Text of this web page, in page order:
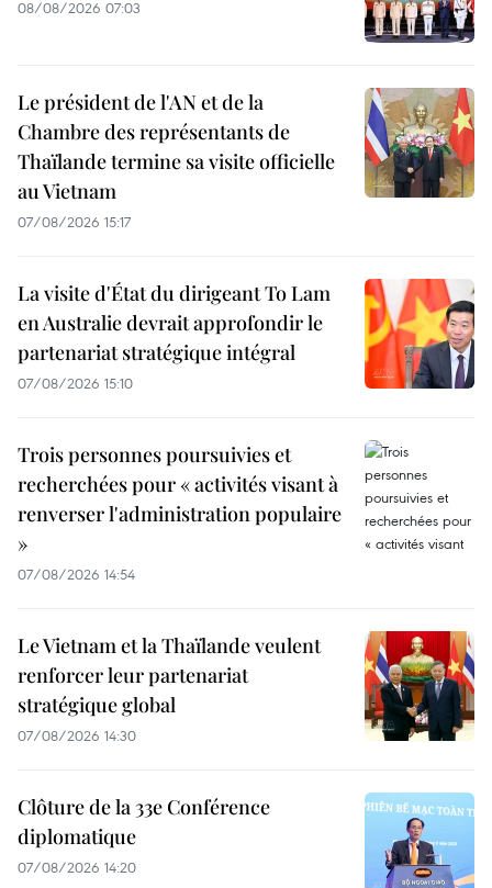
08/08/2026 07:03
Le président de l'AN et de la
Chambre des représentants de
Thaïlande termine sa visite officielle
au Vietnam
07/08/2026 15:17
La visite d'État du dirigeant To Lam
en Australie devrait approfondir le
partenariat stratégique intégral
07/08/2026 15:10
Trois personnes poursuivies et
recherchées pour « activités visant à
renverser l'administration populaire
»
07/08/2026 14:54
Le Vietnam et la Thaïlande veulent
renforcer leur partenariat
stratégique global
07/08/2026 14:30
Clôture de la 33e Conférence
diplomatique
07/08/2026 14:20